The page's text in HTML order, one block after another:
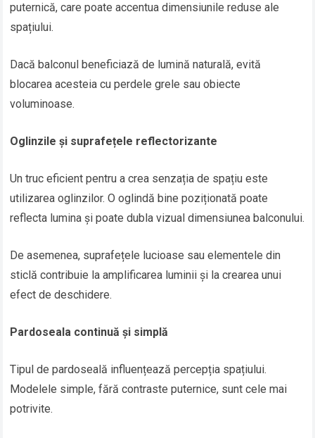
puternică, care poate accentua dimensiunile reduse ale
spațiului.
Dacă balconul beneficiază de lumină naturală, evită
blocarea acesteia cu perdele grele sau obiecte
voluminoase.
Oglinzile și suprafețele reflectorizante
Un truc eficient pentru a crea senzația de spațiu este
utilizarea oglinzilor. O oglindă bine poziționată poate
reflecta lumina și poate dubla vizual dimensiunea balconului.
De asemenea, suprafețele lucioase sau elementele din
sticlă contribuie la amplificarea luminii și la crearea unui
efect de deschidere.
Pardoseala continuă și simplă
Tipul de pardoseală influențează percepția spațiului.
Modelele simple, fără contraste puternice, sunt cele mai
potrivite.